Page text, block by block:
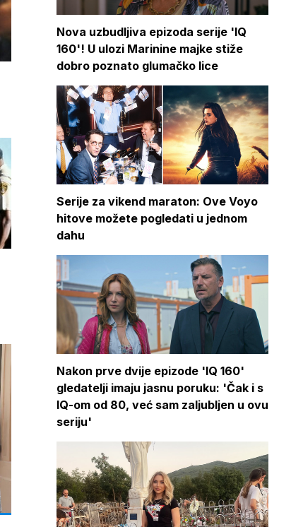
Nova uzbudljiva epizoda serije 'IQ
160'! U ulozi Marinine majke stiže
dobro poznato glumačko lice
Serije za vikend maraton: Ove Voyo
hitove možete pogledati u jednom
dahu
Nakon prve dvije epizode 'IQ 160'
gledatelji imaju jasnu poruku: 'Čak i s
IQ-om od 80, već sam zaljubljen u ovu
seriju'